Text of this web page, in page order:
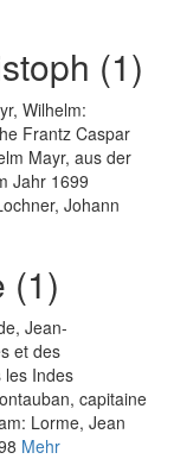
(1)
Wilhelm:
Frantz Caspar
Mayr, aus der
Jahr 1699
Johann
(1)
Jean-
et des
les Indes
capitaine
Lorme, Jean
Mehr